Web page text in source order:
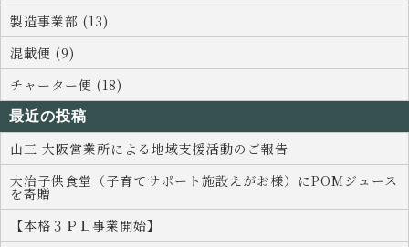
製造事業部 (13)
混載便 (9)
チャーター便 (18)
最近の投稿
山三 大阪営業所による地域支援活動のご報告
大治子供食堂（子育てサポート施設えがお様）にPOMジュース
を寄贈
【本格３ＰＬ事業開始】